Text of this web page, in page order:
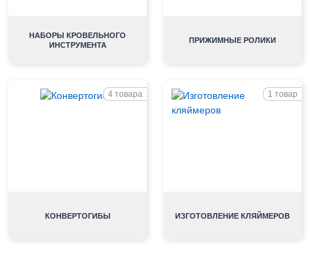
НАБОРЫ КРОВЕЛЬНОГО
ИНСТРУМЕНТА
ПРИЖИМНЫЕ РОЛИКИ
4 товара
КОНВЕРТОГИБЫ
1 товар
ИЗГОТОВЛЕНИЕ КЛЯЙМЕРОВ